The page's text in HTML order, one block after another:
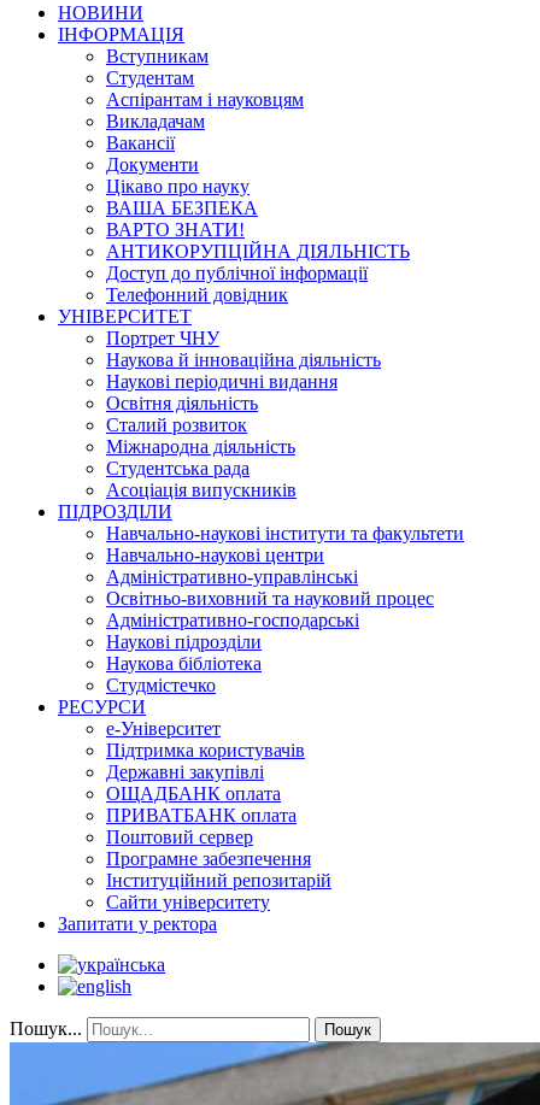
НОВИНИ
ІНФОРМАЦІЯ
Вступникам
Студентам
Аспірантам і науковцям
Викладачам
Вакансії
Документи
Цікаво про науку
ВАША БЕЗПЕКА
ВАРТО ЗНАТИ!
АНТИКОРУПЦІЙНА ДІЯЛЬНІСТЬ
Доступ до публічної інформації
Телефонний довідник
УНІВЕРСИТЕТ
Портрет ЧНУ
Наукова й інноваційна діяльність
Наукові періодичні видання
Освітня діяльність
Сталий розвиток
Міжнародна діяльність
Студентська рада
Асоціація випускників
ПІДРОЗДІЛИ
Навчально-наукові інститути та факультети
Навчально-наукові центри
Адміністративно-управлінські
Освітньо-виховний та науковий процес
Адміністративно-господарські
Наукові підрозділи
Наукова бібліотека
Студмістечко
РЕСУРСИ
е-Університет
Підтримка користувачів
Державні закупівлі
ОЩАДБАНК оплата
ПРИВАТБАНК оплата
Поштовий сервер
Програмне забезпечення
Інституційний репозитарій
Сайти університету
Запитати у ректора
Пошук... Пошук